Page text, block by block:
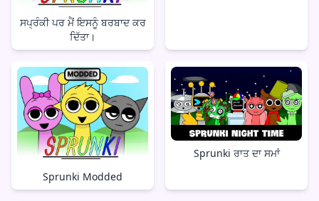
ਸਪ੍ਰੰਕੀ ਪਰ ਮੈਂ ਇਸਨੂੰ ਬਰਬਾਦ ਕਰ
ਦਿੱਤਾ।
Sprunki Modded
Sprunki ਰਾਤ ਦਾ ਸਮਾਂ